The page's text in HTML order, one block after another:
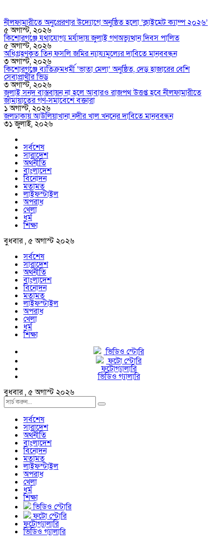
নীলফামারীতে অনুপ্রেরণার উদ্যোগে অনুষ্ঠিত হলো ‘ক্লাইমেট ক্যাম্প ২০২৬’
৫ অগাস্ট, ২০২৬
কিশোরগঞ্জে যথাযোগ্য মর্যাদায় জুলাই গণঅভ্যুত্থান দিবস পালিত
৫ অগাস্ট, ২০২৬
অধিগ্রহণকৃত তিন ফসলি জমির ন্যায্যমূল্যের দাবিতে মানববন্ধন
৩ অগাস্ট, ২০২৬
কিশোরগঞ্জে ব্যতিক্রমধর্মী ‘ভাতা মেলা’ অনুষ্ঠিত, দেড় হাজারের বেশি
সেবাপ্রার্থীর ভিড়
৩ অগাস্ট, ২০২৬
জুলাই সনদ বাস্তবায়ন না হলে আবারও রাজপথ উত্তপ্ত হবে নীলফামারীতে
জামায়াতের গণ-সমাবেশে বক্তারা
১ অগাস্ট, ২০২৬
জলঢাকায় আউলিয়াখানা নদীর খাল খননের দাবিতে মানববন্ধন
৩১ জুলাই, ২০২৬
সর্বশেষ
সারাদেশ
অর্থনীতি
বাংলাদেশ
বিনোদন
মতামত
লাইফস্টাইল
অপরাধ
খেলা
ধর্ম
শিক্ষা
বুধবার , ৫ অগাস্ট ২০২৬
সর্বশেষ
সারাদেশ
অর্থনীতি
বাংলাদেশ
বিনোদন
মতামত
লাইফস্টাইল
অপরাধ
খেলা
ধর্ম
শিক্ষা
ভিডিও স্টোরি
ফটো স্টোরি
ফটোগ্যালারি
ভিডিও গ্যালারি
বুধবার , ৫ অগাস্ট ২০২৬
সর্বশেষ
সারাদেশ
অর্থনীতি
বাংলাদেশ
বিনোদন
মতামত
লাইফস্টাইল
অপরাধ
খেলা
ধর্ম
শিক্ষা
ভিডিও স্টোরি
ফটো স্টোরি
ফটোগ্যালারি
ভিডিও গ্যালারি